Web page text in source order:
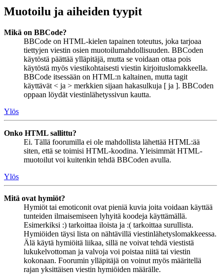
Muotoilu ja aiheiden tyypit
Mikä on BBCode?
BBCode on HTML-kielen tapainen toteutus, joka tarjoaa
tiettyjen viestin osien muotoilumahdollisuuden. BBCoden
käytöstä päättää ylläpitäjä, mutta se voidaan ottaa pois
käytöstä myös viestikohtaisesti viestin kirjoituslomakkeella.
BBCode itsessään on HTML:n kaltainen, mutta tagit
käyttävät < ja > merkkien sijaan hakasulkuja [ ja ]. BBCoden
oppaan löydät viestinlähetyssivun kautta.
Ylös
Onko HTML sallittu?
Ei. Tällä foorumilla ei ole mahdollista lähettää HTML:ää
siten, että se toimisi HTML-koodina. Yleisimmät HTML-
muotoilut voi kuitenkin tehdä BBCoden avulla.
Ylös
Mitä ovat hymiöt?
Hymiöt tai emoticonit ovat pieniä kuvia joita voidaan käyttää
tunteiden ilmaisemiseen lyhyitä koodeja käyttämällä.
Esimerkiksi :) tarkoittaa iloista ja :( tarkoittaa surullista.
Hymiöiden täysi lista on nähtävillä viestinlähetyslomakkeessa.
Älä käytä hymiöitä liikaa, sillä ne voivat tehdä viestistä
lukukelvottoman ja valvoja voi poistaa niitä tai viestin
kokonaan. Foorumin ylläpitäjä on voinut myös määritellä
rajan yksittäisen viestin hymiöiden määrälle.